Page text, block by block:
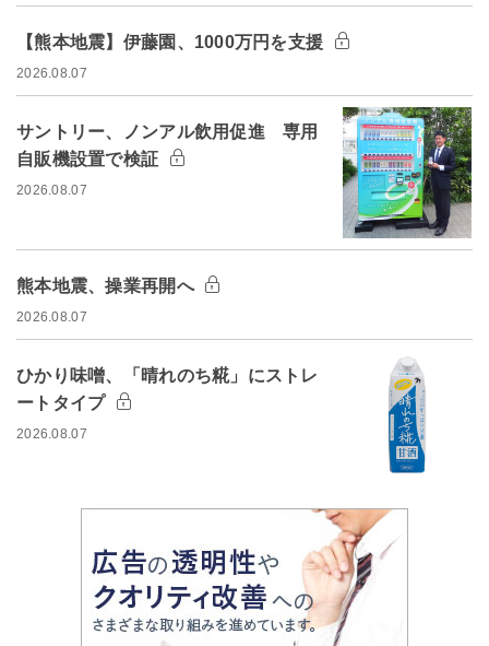
【熊本地震】伊藤園、1000万円を支援
2026.08.07
サントリー、ノンアル飲用促進 専用
自販機設置で検証
2026.08.07
熊本地震、操業再開へ
2026.08.07
ひかり味噌、「晴れのち糀」にストレ
ートタイプ
2026.08.07